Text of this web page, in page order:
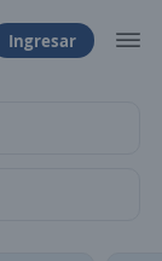
Ingresar